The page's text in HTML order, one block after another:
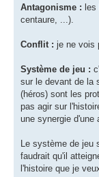
Antagonisme : les
centaure, ...).
Conflit : je ne vois
Système de jeu :
sur le devant de la
(héros) sont les
pas agir sur
une synergie d'une
Le système de jeu
faudrait qu'il
l'histoire que je